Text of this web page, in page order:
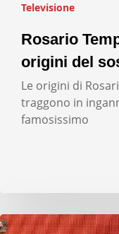
Televisione
Rosario
origini del
Le origini di
traggono in
famosissimo